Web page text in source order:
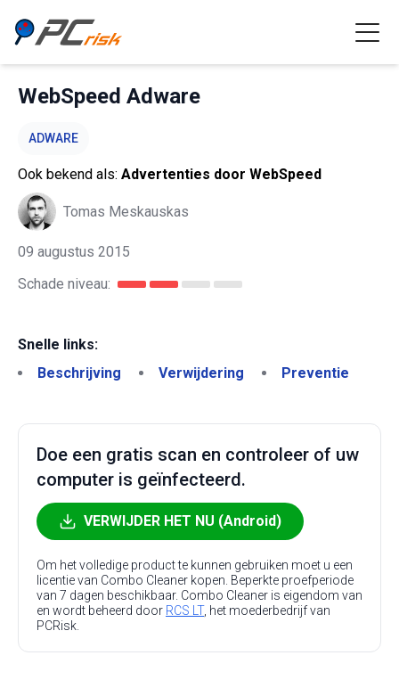
WebSpeed Adware
ADWARE
Ook bekend als: Advertenties door WebSpeed
Tomas Meskauskas
09 augustus 2015
Schade niveau:
Snelle links:
Beschrijving
Verwijdering Preventie
Doe een gratis scan en controleer of uw
computer is geïnfecteerd.
VERWIJDER HET NU (Android)
Om het volledige product te kunnen gebruiken moet u een
licentie van Combo Cleaner kopen. Beperkte proefperiode
van 7 dagen beschikbaar. Combo Cleaner is eigendom van
en wordt beheerd door RCS LT, het moederbedrijf van
PCRisk.